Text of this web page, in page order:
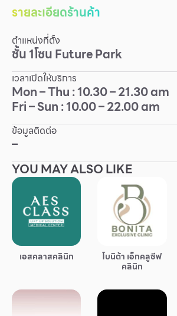
Gold & Jewelry
IT
Mobile
Other
Service
Superstores
สมาชิก F-MEMBER
กิจกรรมและโปรโมชั่น
รายละเอียดร้านค้า
ตำแหน่งที่ตั้ง
ชั้น1โซนFuture Park
เวลาเปิดให้บริการ
Mon – Thu : 10.30 – 21.30 am
Fri – Sun : 10.00 – 22.00 am
ข้อมูลติดต่อ
–
YOU MAY ALSO LIKE
เอสคลาสคลินิก โบนิต้า เอ็กคลูซีฟ
คลินิก